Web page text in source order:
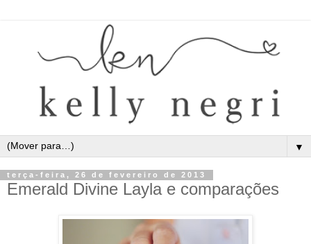
▼
terça-feira, 26 de fevereiro de 2013
Emerald Divine Layla e comparações